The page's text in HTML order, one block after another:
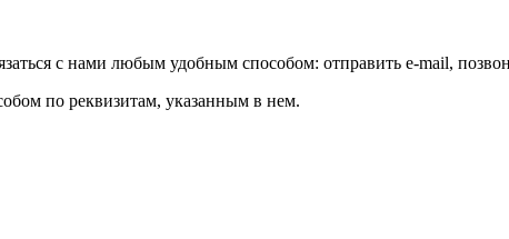
с нами любым удобным способом: отправить e-mail,
по реквизитам, указанным в нем.